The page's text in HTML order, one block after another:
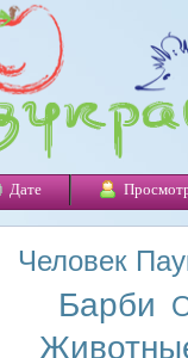
Дате
Человек
Барби